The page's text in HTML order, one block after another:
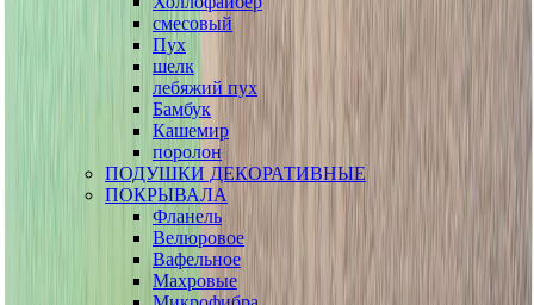
смесовый
Пух
шелк
лебяжий пух
Бамбук
Кашемир
поролон
ПОДУШКИ ДЕКОРАТИВНЫЕ
ПОКРЫВАЛА
Фланель
Велюровое
Вафельное
Махровые